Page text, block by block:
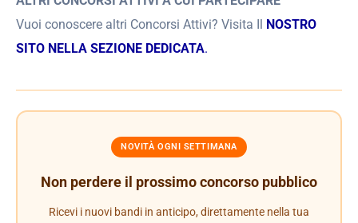
Vuoi conoscere altri Concorsi Attivi? Visita Il NOSTRO
SITO NELLA SEZIONE DEDICATA.
NOVITÀ OGNI SETTIMANA
Non perdere il prossimo concorso pubblico
Ricevi i nuovi bandi in anticipo, direttamente nella tua